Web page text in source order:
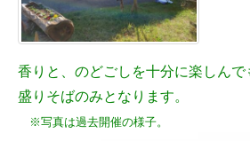
香りと、のどごしを十分に楽しん
盛りそばのみとなります。
※写真は過去開催の様子。